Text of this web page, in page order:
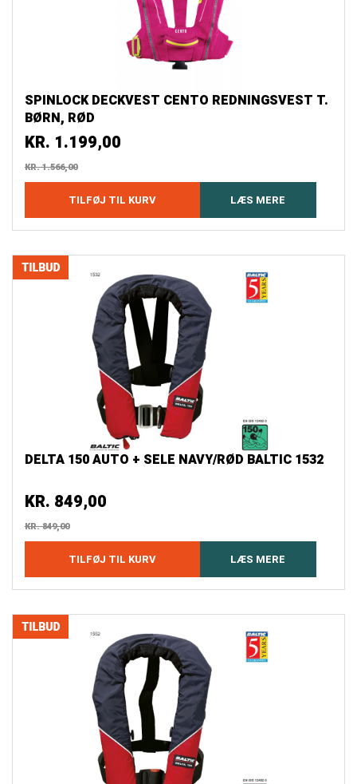
SPINLOCK DECKVEST CENTO REDNINGSVEST T.
BØRN, RØD
KR. 1.199,00
KR.1.566,00
TILFØJ TIL KURV LÆS MERE
DELTA 150 AUTO + SELE NAVY/RØD BALTIC 1532
KR. 849,00
KR.849,00
TILFØJ TIL KURV LÆS MERE